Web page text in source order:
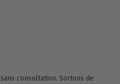
consultation. Sortons de